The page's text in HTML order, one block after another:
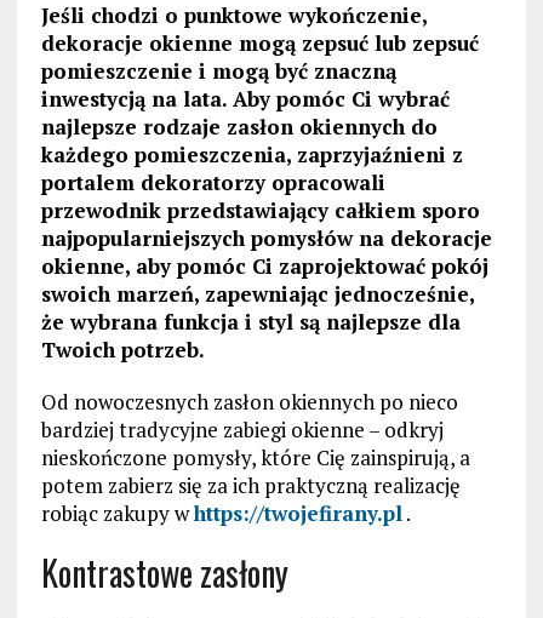
Jeśli chodzi o punktowe wykończenie,
dekoracje okienne mogą zepsuć lub zepsuć
pomieszczenie i mogą być znaczną
inwestycją na lata. Aby pomóc Ci wybrać
najlepsze rodzaje zasłon okiennych do
każdego pomieszczenia, zaprzyjaźnieni z
portalem dekoratorzy opracowali
przewodnik przedstawiający całkiem sporo
najpopularniejszych pomysłów na dekoracje
okienne, aby pomóc Ci zaprojektować pokój
swoich marzeń, zapewniając jednocześnie,
że wybrana funkcja i styl są najlepsze dla
Twoich potrzeb.
Od nowoczesnych zasłon okiennych po nieco
bardziej tradycyjne zabiegi okienne – odkryj
nieskończone pomysły, które Cię zainspirują, a
potem zabierz się za ich praktyczną realizację
robiąc zakupy whttps://twojefirany.pl.
Kontrastowe zasłony